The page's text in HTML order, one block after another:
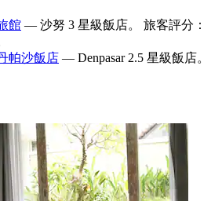
館 — 沙努 3 星級飯店。 旅客評分：
帕沙飯店 — Denpasar 2.5 星級飯店。